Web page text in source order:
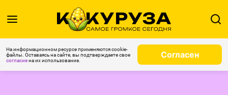
На информационном ресурсе применяются cookie-
файлы. Оставаясь на сайте, вы подтверждаете свое
согласиена их использование.
Согласен